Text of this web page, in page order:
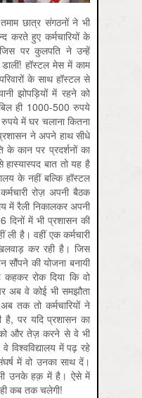
तमाम छात्र संगठनों ने भी
करते हुए कर्मचारियों के
पर कुलपति ने उन्हें
हॉस्टल मेस में काम
के साथ हॉस्टल से
झोपड़ियों में रहने को
ही 1000-500 रुपये
में घर चलाना कितना
ने अपने हाथ सीधे
कान पर प्रदर्शनों का
बात तो यह है
के नहीं बल्कि हॉस्टल
रोज़ अपनी बैठक
में रैली निकालकर अपनी
में भी प्रशासन की
है। वहीं एक कर्मचारी
कर रही है। जिस
सौंपने की योजना बनायी
रोक दिया कि वो
अब वे कोई भी समझौता
तक तो कर्मचारियों ने
पर यदि प्रशासन का
को और तेज़ करने से वे भी
विश्वविद्यालय में पढ़ रहे
में वो उनका साथ दें।
भी उनके हक़ में है। ऐसे में
कब तक चलेगी!